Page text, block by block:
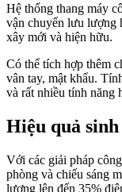
Hệ thống thang máy
vận chuyển lưu lượng
xây mới và hiện hữu.
Có thể tích hợp thêm
vân tay, mật khẩu.
và rất nhiều tính
Hiệu quả
Với các giải pháp
phòng và chiếu sáng
lượng lên đến 35%